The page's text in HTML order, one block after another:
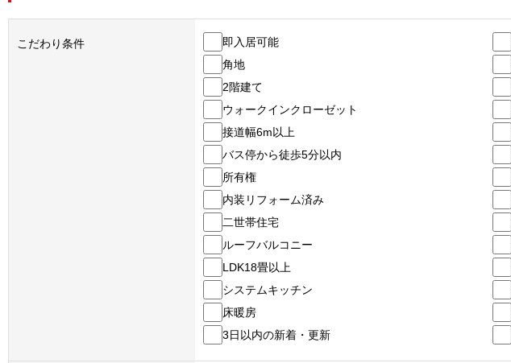
こだわり条件 即入居可能
角地
2階建て
ウォークインクローゼット
接道幅6m以上
バス停から徒歩5分以内
所有権
内装リフォーム済み
二世帯住宅
ルーフバルコニー
LDK18畳以上
システムキッチン
床暖房
3日以内の新着・更新